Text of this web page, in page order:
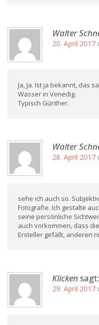
Walter
20. April 2017
Ja, Ja. Ist ja bekannt, das
Wasser in Venedig.
Typisch Günther.
Walter
28. April 2017
sehe ich auch so.
Fotografie. Ich gestalte
seine persönliche
auch vorkommen, dass
Ersteller gefällt, anderen
Klicken sagt:
29. April 2017